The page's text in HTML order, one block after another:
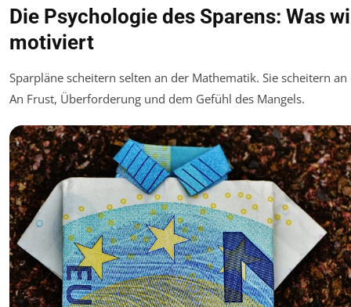
Die Psychologie des Sparens: Was
motiviert
Sparpläne scheitern selten an der Mathematik. Sie scheitern
An Frust, Überforderung und dem Gefühl des Mangels.